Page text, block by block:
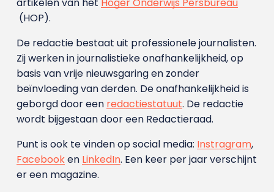
(HOP).
De redactie bestaat uit professionele journalisten.
Zij werken in journalistieke onafhankelijkheid, op
basis van vrije nieuwsgaring en zonder
beïnvloeding van derden. De onafhankelijkheid is
geborgd door een redactiestatuut. De redactie
wordt bijgestaan door een Redactieraad.
Punt is ook te vinden op social media: Instragram,
Facebooken LinkedIn. Een keer per jaar verschijnt
er een magazine.